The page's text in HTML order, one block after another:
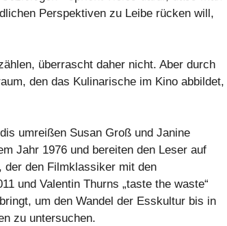
Perspektiven zu Leibe rücken will,
überrascht daher nicht. Aber durch
den das Kulinarische im Kino abbildet,
umreißen Susan Groß und Janine
Jahr 1976 und bereiten den Leser auf
den Filmklassiker mit den
und Valentin Thurns „taste the waste“
um den Wandel der Esskultur bis in
zu untersuchen.